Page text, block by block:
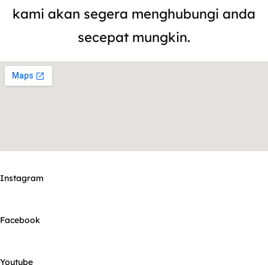
kami akan segera menghubungi anda
secepat mungkin.
Instagram
Facebook
Youtube